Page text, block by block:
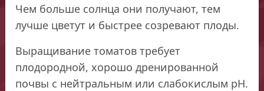
Чем больше солнца они получают, тем
лучше цветут и быстрее созревают плоды.
Выращивание томатов требует
плодородной, хорошо дренированной
почвы с нейтральным или слабокислым pH.